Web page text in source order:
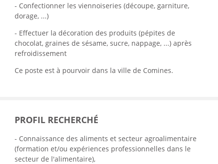
- Confectionner les viennoiseries (découpe, garniture,
dorage, ...)
- Effectuer la décoration des produits (pépites de
chocolat, graines de sésame, sucre, nappage, ...) après
refroidissement
Ce poste est à pourvoir dans la ville de Comines.
PROFIL RECHERCHÉ
- Connaissance des aliments et secteur agroalimentaire
(formation et/ou expériences professionnelles dans le
secteur de l'alimentaire),